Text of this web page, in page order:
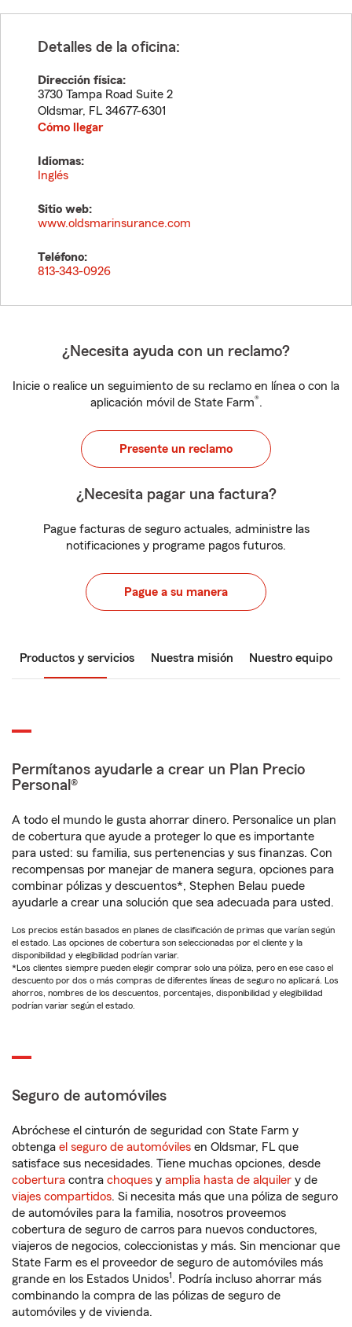
Detalles de la oficina:
Dirección física:
3730 Tampa Road Suite 2
Oldsmar, FL 34677-6301
Cómo llegar
Idiomas:
Inglés
Sitio web:
www.oldsmarinsurance.com
Teléfono:
813-343-0926
¿Necesita ayuda con un reclamo?
Inicie o realice un seguimiento de su reclamo en línea o con la
aplicación móvil de State Farm®.
Presente un reclamo
¿Necesita pagar una factura?
Pague facturas de seguro actuales, administre las
notificaciones y programe pagos futuros.
Pague a su manera
Productos y servicios Nuestra misión Nuestro equipo
Permítanos ayudarle a crear un Plan Precio
Personal®
A todo el mundo le gusta ahorrar dinero. Personalice un plan
de cobertura que ayude a proteger lo que es importante
para usted: su familia, sus pertenencias y sus finanzas. Con
recompensas por manejar de manera segura, opciones para
combinar pólizas y descuentos*, Stephen Belau puede
ayudarle a crear una solución que sea adecuada para usted.
Los precios están basados en planes de clasificación de primas que varían según
el estado. Las opciones de cobertura son seleccionadas por el cliente y la
disponibilidad y elegibilidad podrían variar.
*Los clientes siempre pueden elegir comprar solo una póliza, pero en ese caso el
descuento por dos o más compras de diferentes líneas de seguro no aplicará. Los
ahorros, nombres de los descuentos, porcentajes, disponibilidad y elegibilidad
podrían variar según el estado.
Seguro de automóviles
Abróchese el cinturón de seguridad con State Farm y
obtenga el seguro de automóviles en Oldsmar, FL que
satisface sus necesidades. Tiene muchas opciones, desde
cobertura contra choques y amplia hasta de alquiler y de
viajes compartidos. Si necesita más que una póliza de seguro
de automóviles para la familia, nosotros proveemos
cobertura de seguro de carros para nuevos conductores,
viajeros de negocios, coleccionistas y más. Sin mencionar que
State Farm es el proveedor de seguro de automóviles más
grande en los Estados Unidos1. Podría incluso ahorrar más
combinando la compra de las pólizas de seguro de
automóviles y de vivienda.